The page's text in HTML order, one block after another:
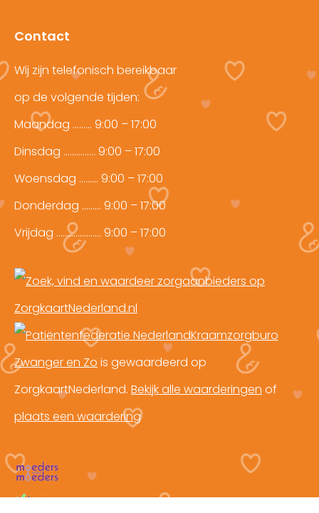
in
window
in
window
Contact
Wij zijn telefonisch bereikbaar
op de volgende tijden:
Maandag ……… 9:00 – 17:00
Dinsdag …………… 9:00 – 17:00
Woensdag ……… 9:00 – 17:00
Donderdag ……… 9:00 – 17:00
Vrijdag ………………… 9:00 – 17:00
Kraamzorgburo
Zwanger en Zo is gewaardeerd op
ZorgkaartNederland. Bekijk alle waarderingen of
plaats een waardering